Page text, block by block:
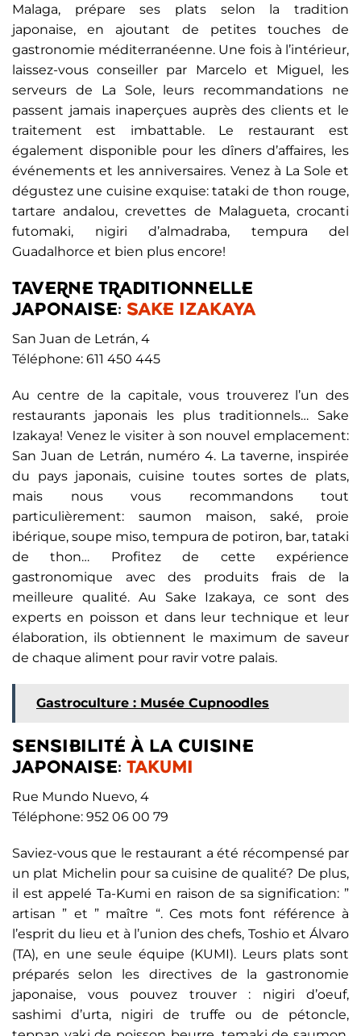
Malaga, prépare ses plats selon la tradition
japonaise, en ajoutant de petites touches de
gastronomie méditerranéenne. Une fois à l’intérieur,
laissez-vous conseiller par Marcelo et Miguel, les
serveurs de La Sole, leurs recommandations ne
passent jamais inaperçues auprès des clients et le
traitement est imbattable. Le restaurant est
également disponible pour les dîners d’affaires, les
événements et les anniversaires. Venez à La Sole et
dégustez une cuisine exquise: tataki de thon rouge,
tartare andalou, crevettes de Malagueta, crocanti
futomaki, nigiri d’almadraba, tempura del
Guadalhorce et bien plus encore!
TAVERNE TRADITIONNELLE
JAPONAISE: SAKE IZAKAYA
San Juan de Letrán, 4
Téléphone: 611 450 445
Au centre de la capitale, vous trouverez l’un des
restaurants japonais les plus traditionnels… Sake
Izakaya! Venez le visiter à son nouvel emplacement:
San Juan de Letrán, numéro 4. La taverne, inspirée
du pays japonais, cuisine toutes sortes de plats,
mais nous vous recommandons tout
particulièrement: saumon maison, saké, proie
ibérique, soupe miso, tempura de potiron, bar, tataki
de thon… Profitez de cette expérience
gastronomique avec des produits frais de la
meilleure qualité. Au Sake Izakaya, ce sont des
experts en poisson et dans leur technique et leur
élaboration, ils obtiennent le maximum de saveur
de chaque aliment pour ravir votre palais.
Gastroculture : Musée Cupnoodles
SENSIBILITÉ À LA CUISINE
JAPONAISE: TAKUMI
Rue Mundo Nuevo, 4
Téléphone: 952 06 00 79
Saviez-vous que le restaurant a été récompensé par
un plat Michelin pour sa cuisine de qualité? De plus,
il est appelé Ta-Kumi en raison de sa signification: ”
artisan ” et ” maître “. Ces mots font référence à
l’esprit du lieu et à l’union des chefs, Toshio et Álvaro
(TA), en une seule équipe (KUMI). Leurs plats sont
préparés selon les directives de la gastronomie
japonaise, vous pouvez trouver : nigiri d’oeuf,
sashimi d’urta, nigiri de truffe ou de pétoncle,